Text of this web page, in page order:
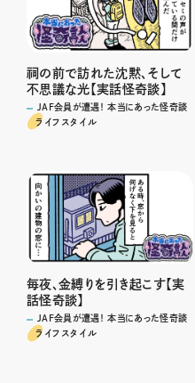
祠の前で訪れた沈黙、そして
不思議な光【実話怪奇談】
JAF会員が遭遇！ 本当にあった怪奇談
ライフスタイル
毎夜、金縛りを引き起こす【実
話怪奇談】
JAF会員が遭遇！ 本当にあった怪奇談
ライフスタイル